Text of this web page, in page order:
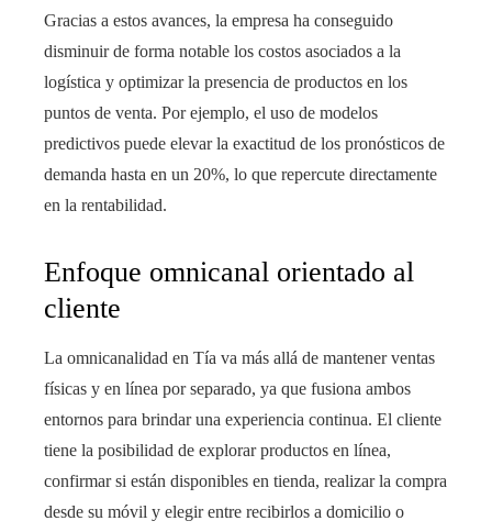
Gracias a estos avances, la empresa ha conseguido
disminuir de forma notable los costos asociados a la
logística y optimizar la presencia de productos en los
puntos de venta. Por ejemplo, el uso de modelos
predictivos puede elevar la exactitud de los pronósticos de
demanda hasta en un 20%, lo que repercute directamente
en la rentabilidad.
Enfoque omnicanal orientado al
cliente
La omnicanalidad en Tía va más allá de mantener ventas
físicas y en línea por separado, ya que fusiona ambos
entornos para brindar una experiencia continua. El cliente
tiene la posibilidad de explorar productos en línea,
confirmar si están disponibles en tienda, realizar la compra
desde su móvil y elegir entre recibirlos a domicilio o